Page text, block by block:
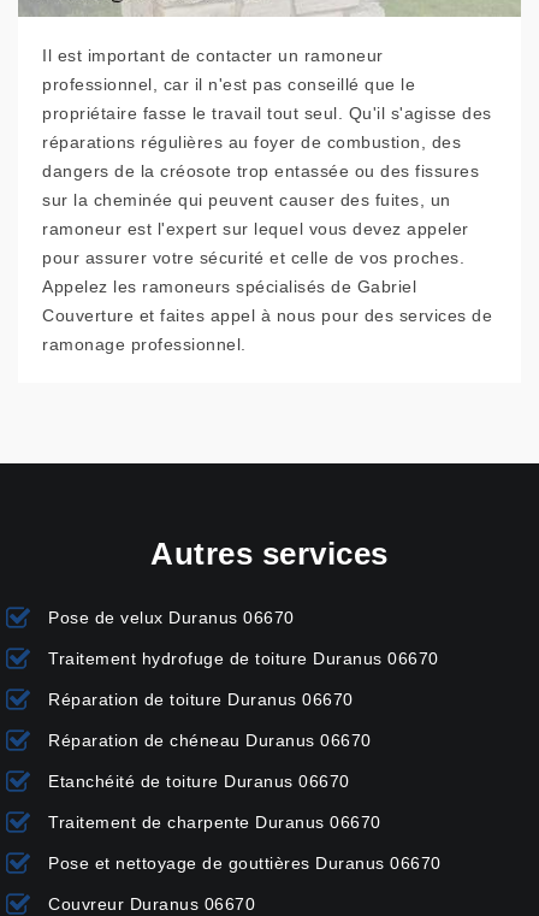
Il est important de contacter un ramoneur
professionnel, car il n'est pas conseillé que le
propriétaire fasse le travail tout seul. Qu'il s'agisse des
réparations régulières au foyer de combustion, des
dangers de la créosote trop entassée ou des fissures
sur la cheminée qui peuvent causer des fuites, un
ramoneur est l'expert sur lequel vous devez appeler
pour assurer votre sécurité et celle de vos proches.
Appelez les ramoneurs spécialisés de Gabriel
Couverture et faites appel à nous pour des services de
ramonage professionnel.
Autres services
Pose de velux Duranus 06670
Traitement hydrofuge de toiture Duranus 06670
Réparation de toiture Duranus 06670
Réparation de chéneau Duranus 06670
Etanchéité de toiture Duranus 06670
Traitement de charpente Duranus 06670
Pose et nettoyage de gouttières Duranus 06670
Couvreur Duranus 06670